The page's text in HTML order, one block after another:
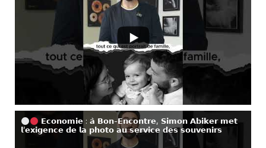
𝗘𝗰𝗼𝗻𝗼𝗺𝗶𝗲 : 𝗮̀ 𝗕𝗼𝗻-𝗘𝗻𝗰𝗼𝗻𝘁𝗿𝗲, 𝗦𝗶𝗺𝗼𝗻 𝗔𝗯𝗶𝗸𝗲𝗿 𝗺𝗲𝘁
𝗹’𝗲𝘅𝗶𝗴𝗲𝗻𝗰𝗲 𝗱𝗲 𝗹𝗮 𝗽𝗵𝗼𝘁𝗼 𝗮𝘂 𝘀𝗲𝗿𝘃𝗶𝗰𝗲 𝗱𝗲𝘀 𝘀𝗼𝘂𝘃𝗲𝗻𝗶𝗿𝘀